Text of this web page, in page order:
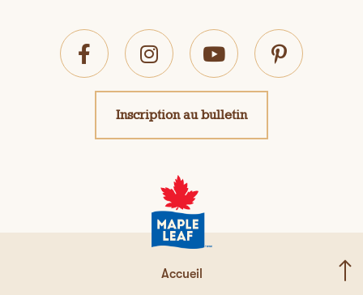
Inscription au bulletin
Accueil